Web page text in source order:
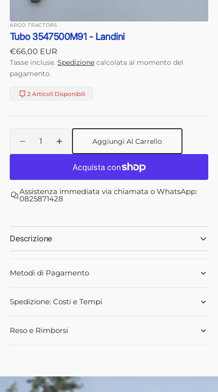
ARGO TRACTORS
Tubo 3547500M91 - Landini
Prezzo
di
listino
€66,00 EUR
Tasse incluse. Spedizione calcolata al momento del
pagamento.
2 Articoli Disponibili
Diminuisci
quantità
3547500M91
-
Aumenta
quantità
3547500M91
-
Aggiungi Al Carrello
Assistenza immediata via chiamata o WhatsApp:
0825871428
Descrizione
Metodi di Pagamento
Spedizione: Costi e Tempi
Reso e Rimborsi